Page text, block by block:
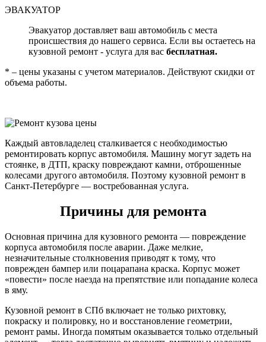
ЭВАКУАТОР
Эвакуатор доставляет ваш автомобиль с места
происшествия до нашего сервиса. Если вы остаетесь на
кузовной ремонт - услуга для вас бесплатная.
* – цены указаны с учетом материалов. Действуют скидки от
объема работы.
Каждый автовладелец сталкивается с необходимостью
ремонтировать корпус автомобиля. Машину могут задеть на
стоянке, в ДТП, краску повреждают камни, отброшенные
колесами другого автомобиля. Поэтому кузовной ремонт в
Санкт-Петербурге — востребованная услуга.
Причины для ремонта
Основная причина для кузовного ремонта — повреждение
корпуса автомобиля после аварии. Даже мелкие,
незначительные столкновения приводят к тому, что
поврежден бампер или поцарапана краска. Корпус может
«повести» после наезда на препятствие или попадание колеса
в яму.
Кузовной ремонт в СПб включает не только рихтовку,
покраску и полировку, но и восстановление геометрии,
ремонт рамы. Иногда помятым оказывается только отдельный